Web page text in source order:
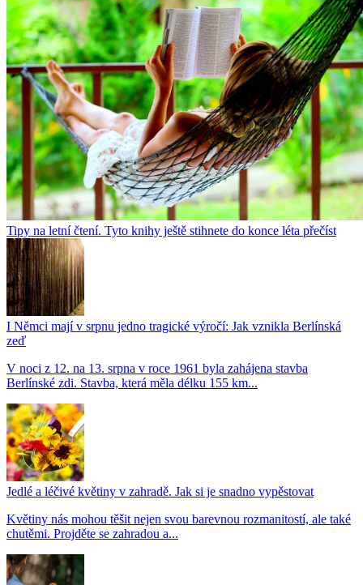
Tipy na letní čtení. Tyto knihy ještě stihnete do konce léta přečíst
I Němci mají v srpnu jedno tragické výročí: Jak vznikla Berlínská
zeď
V noci z 12. na 13. srpna v roce 1961 byla zahájena stavba
Berlínské zdi. Stavba, která měla délku 155 km...
Jedlé a léčivé květiny v zahradě. Jak si je snadno vypěstovat
Květiny nás mohou těšit nejen svou barevnou rozmanitostí, ale také
chutěmi. Projděte se zahradou a...